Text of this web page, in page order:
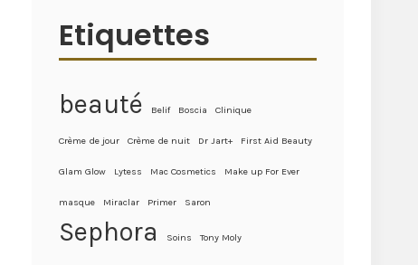
Etiquettes
beauté Belif Boscia Clinique
Crème de jour Crème de nuit Dr Jart+ First Aid Beauty
Glam Glow Lytess Mac Cosmetics Make up For Ever
masque Miraclar Primer Saron
Sephora Soins Tony Moly